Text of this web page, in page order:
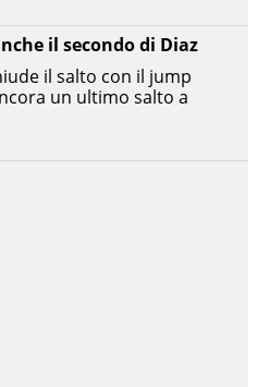
il secondo di Diaz
il salto con il jump
un ultimo salto a